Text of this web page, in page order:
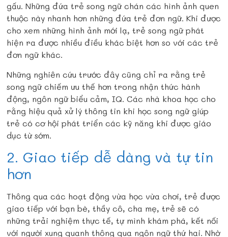
gấu. Những đứa trẻ song ngữ chán các hình ảnh quen
thuộc này nhanh hơn những đứa trẻ đơn ngữ. Khi được
cho xem những hình ảnh mới lạ, trẻ song ngữ phát
hiện ra được nhiều điều khác biệt hơn so với các trẻ
đơn ngữ khác.
Những nghiên cứu trước đây cũng chỉ ra rằng trẻ
song ngữ chiếm ưu thế hơn trong nhận thức hành
động, ngôn ngữ biểu cảm, IQ. Các nhà khoa học cho
rằng hiệu quả xử lý thông tin khi học song ngữ giúp
trẻ có cơ hội phát triển các kỹ năng khi được giáo
dục từ sớm.
2. Giao tiếp dễ dàng và tự tin
hơn
Thông qua các hoạt động vừa học vừa chơi, trẻ được
giao tiếp với bạn bè, thầy cô, cha mẹ, trẻ sẽ có
những trải nghiệm thực tế, tự mình khám phá, kết nối
với người xung quanh thông qua ngôn ngữ thứ hai. Nhờ